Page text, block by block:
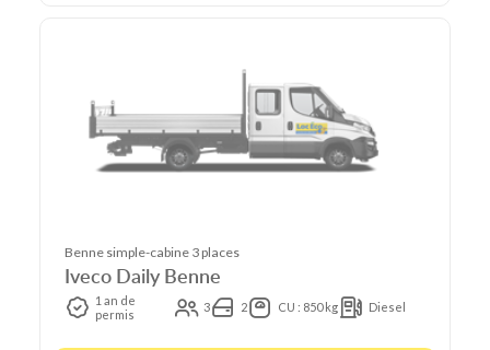
Benne simple-cabine 3 places
Iveco Daily Benne
1 an de
permis
3 2 CU : 850 kg Diesel